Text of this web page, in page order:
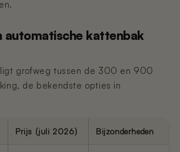
automatische kattenbak
ligt grofweg tussen de 300 en 900
de bekendste opties in
Prijs (juli 2026) Bijzonderheden